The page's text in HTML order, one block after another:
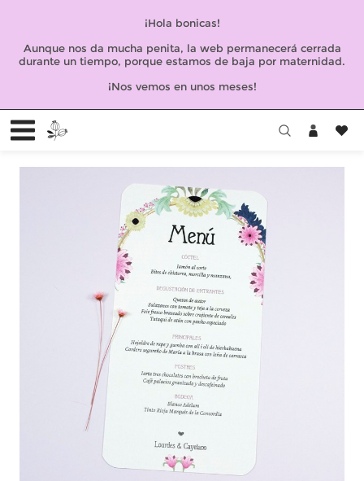
¡Hola bonicas!
Aunque nos da mucha penita, la web permanecerá cerrada
durante un tiempo, porque estamos de baja por maternidad.
¡Nos vemos en unos meses!